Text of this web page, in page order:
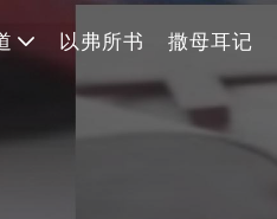
以弗所书 撒母耳记